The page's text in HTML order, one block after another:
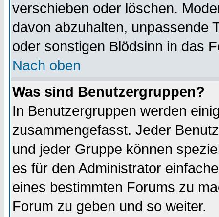
verschieben oder löschen.
davon abzuhalten, unpassende
oder sonstigen Blödsinn in das
Nach oben
Was sind Benutzergruppen?
In Benutzergruppen werden
zusammengefasst. Jeder
und jeder Gruppe können
es für den Administrator
eines bestimmten Forums zu
Forum zu geben und so weiter.